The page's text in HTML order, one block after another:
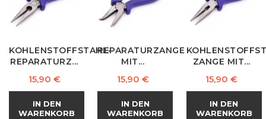
KOHLENSTOFFSTAHL-
REPARATURZ...
Preis
15,90 €
IN DEN
WARENKORB
REPARATURZANGE
MIT...
Preis
15,90 €
IN DEN
WARENKORB
ZANGE MIT...
Preis
15,90 €
IN DEN
WARENKORB